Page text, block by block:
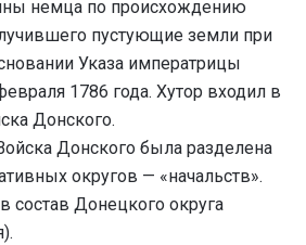
немца по происхождению
пустующие земли при
Указа императрицы
1786 года. Хутор входил в
Донского.
Донского была разделена
округов — «начальств».
состав Донецкого округа